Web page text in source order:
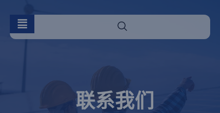
联系我们